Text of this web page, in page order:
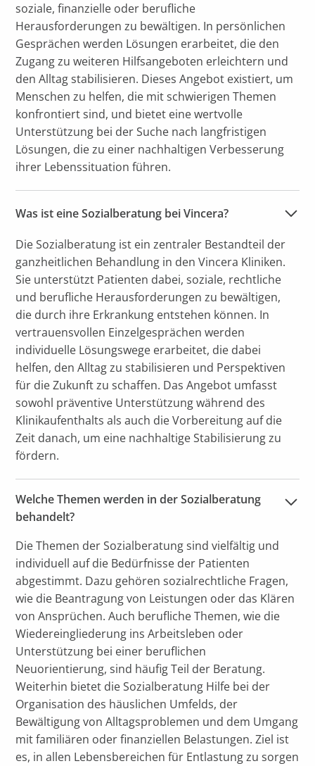
soziale, finanzielle oder berufliche
Herausforderungen zu bewältigen. In persönlichen
Gesprächen werden Lösungen erarbeitet, die den
Zugang zu weiteren Hilfsangeboten erleichtern und
den Alltag stabilisieren. Dieses Angebot existiert, um
Menschen zu helfen, die mit schwierigen Themen
konfrontiert sind, und bietet eine wertvolle
Unterstützung bei der Suche nach langfristigen
Lösungen, die zu einer nachhaltigen Verbesserung
ihrer Lebenssituation führen.
Was ist eine Sozialberatung bei Vincera?
Die Sozialberatung ist ein zentraler Bestandteil der
ganzheitlichen Behandlung in den Vincera Kliniken.
Sie unterstützt Patienten dabei, soziale, rechtliche
und berufliche Herausforderungen zu bewältigen,
die durch ihre Erkrankung entstehen können. In
vertrauensvollen Einzelgesprächen werden
individuelle Lösungswege erarbeitet, die dabei
helfen, den Alltag zu stabilisieren und Perspektiven
für die Zukunft zu schaffen. Das Angebot umfasst
sowohl präventive Unterstützung während des
Klinikaufenthalts als auch die Vorbereitung auf die
Zeit danach, um eine nachhaltige Stabilisierung zu
fördern.
Welche Themen werden in der Sozialberatung
behandelt?
Die Themen der Sozialberatung sind vielfältig und
individuell auf die Bedürfnisse der Patienten
abgestimmt. Dazu gehören sozialrechtliche Fragen,
wie die Beantragung von Leistungen oder das Klären
von Ansprüchen. Auch berufliche Themen, wie die
Wiedereingliederung ins Arbeitsleben oder
Unterstützung bei einer beruflichen
Neuorientierung, sind häufig Teil der Beratung.
Weiterhin bietet die Sozialberatung Hilfe bei der
Organisation des häuslichen Umfelds, der
Bewältigung von Alltagsproblemen und dem Umgang
mit familiären oder finanziellen Belastungen. Ziel ist
es, in allen Lebensbereichen für Entlastung zu sorgen